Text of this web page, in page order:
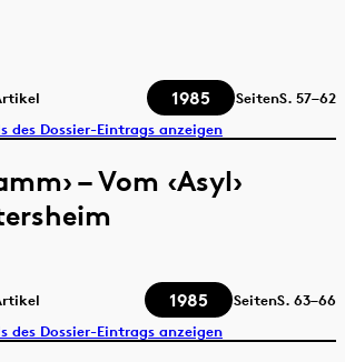
1985 SeitenS. 57–62
des Dossier-Eintrags anzeigen
– Vom ‹Asyl›
1985 SeitenS. 63–66
des Dossier-Eintrags anzeigen